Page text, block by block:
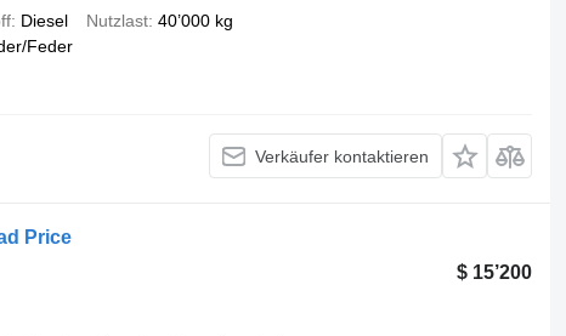
Diesel Nutzlast 40’000 kg
Feder
Verkäufer kontaktieren
Price
$ 15’200